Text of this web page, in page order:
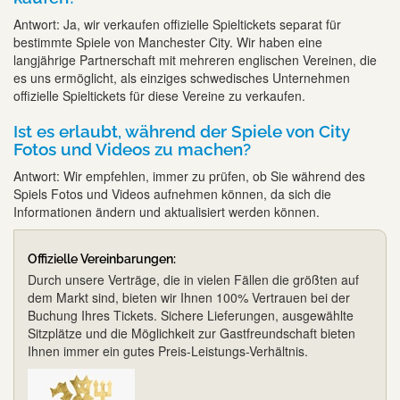
Antwort: Ja, wir verkaufen offizielle Spieltickets separat für
bestimmte Spiele von Manchester City. Wir haben eine
langjährige Partnerschaft mit mehreren englischen Vereinen, die
es uns ermöglicht, als einziges schwedisches Unternehmen
offizielle Spieltickets für diese Vereine zu verkaufen.
Ist es erlaubt, während der Spiele von City
Fotos und Videos zu machen?
Antwort: Wir empfehlen, immer zu prüfen, ob Sie während des
Spiels Fotos und Videos aufnehmen können, da sich die
Informationen ändern und aktualisiert werden können.
Offizielle Vereinbarungen:
Durch unsere Verträge, die in vielen Fällen die größten auf
dem Markt sind, bieten wir Ihnen 100% Vertrauen bei der
Buchung Ihres Tickets. Sichere Lieferungen, ausgewählte
Sitzplätze und die Möglichkeit zur Gastfreundschaft bieten
Ihnen immer ein gutes Preis-Leistungs-Verhältnis.